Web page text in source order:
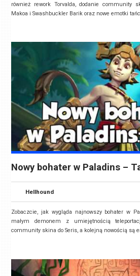
również rework Torvalda, dodanie community
Makoa i Swashbuckler Barik oraz nowe emotki
Nowy bohater w Paladins –
Hellhound
Zobaczcie, jak wygląda najnowszy bohater w
małym demonem z umiejętnością
community skina do Seris, a kolejną nowością są